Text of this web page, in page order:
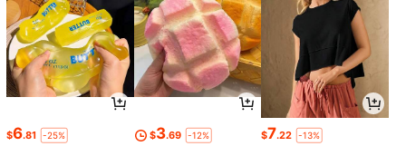
$6.81 -25% $3.69 -12% $7.22 -13%